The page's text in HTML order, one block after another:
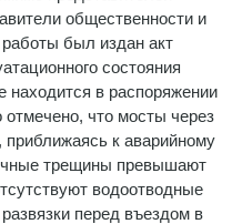
общественности и
был издан акт
состояния
находится в распоряжении
что мосты через
к аварийному
трещины превышают
водоотводные
перед въездом в